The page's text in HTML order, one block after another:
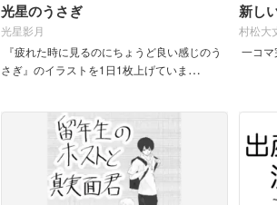
光星のうさぎ
光星影月
『疲れた時に見るのにちょうど良い感じのう
さぎ』のイラストを1日1枚上げていま
新し
村松大
一コ